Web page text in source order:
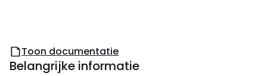
Toon documentatie
Belangrijke informatie